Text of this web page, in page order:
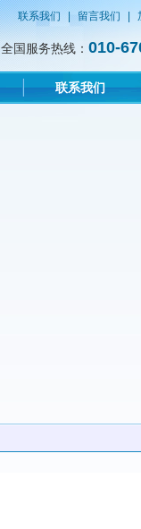
联系我们 留言我们
全国服务热线： 010-
联系我们